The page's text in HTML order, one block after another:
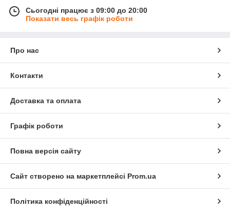
Сьогодні працює з 09:00 до 20:00
Показати весь графік роботи
Про нас
Контакти
Доставка та оплата
Графік роботи
Повна версія сайту
Сайт створено на маркетплейсі Prom.ua
Політика конфіденційності